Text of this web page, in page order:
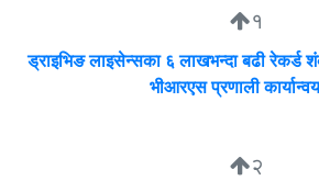
१
ड्राइभिङ लाइसेन्सका ६ लाखभन्दा बढी रेकर्ड
भीआरएस प्रणाली
२